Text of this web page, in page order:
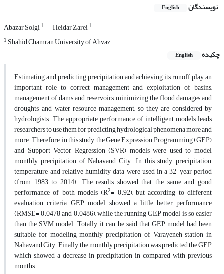
نویسندگان English
Abazar Solgi1 Heidar Zarei1
1 Shahid Chamran University of Ahvaz
چکیده
English
Estimating and predicting precipitation and achieving its runoff play an
important role to correct management and exploitation of basins,
management of dams and reservoirs, minimizing the flood damages and
droughts, and water resource management, so they are considered by
hydrologists. The appropriate performance of intelligent models leads
researchers to use them for predicting hydrological phenomena more and
more. Therefore, in this study, the Gene Expression Programming (GEP)
and Support Vector Regression (SVR) models were used to model
monthly precipitation of Nahavand City. In this study, precipitation,
temperature, and relative humidity data were used in a 32-year period
(from 1983 to 2014). The results showed that the same and good
performance of both models (R2= 0.92), but according to different
evaluation criteria, GEP model showed a little better performance
(RMSE= 0.0478 and 0.0486), while the running GEP model is so easier
than the SVM model. Totally, it can be said that GEP model had been
suitable for modeling monthly precipitation of Varayeneh station in
Nahavand City. Finally, the monthly precipitation was predicted the GEP
which showed a decrease in precipitation in compared with previous
months.